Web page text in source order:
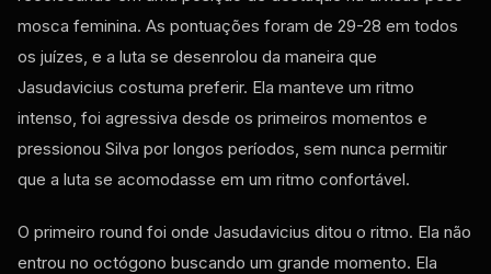
mosca feminina. As pontuações foram de 29-28 em todos
os juízes, e a luta se desenrolou da maneira que
Jasudavicius costuma preferir. Ela manteve um ritmo
intenso, foi agressiva desde os primeiros momentos e
pressionou Silva por longos períodos, sem nunca permitir
que a luta se acomodasse em um ritmo confortável.
O primeiro round foi onde Jasudavicius ditou o ritmo. Ela não
entrou no octógono buscando um grande momento. Ela